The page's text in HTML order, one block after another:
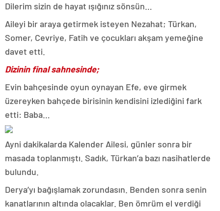
Dilerim sizin de hayat ışığınız sönsün…
Aileyi bir araya getirmek isteyen Nezahat; Türkan,
Somer, Cevriye, Fatih ve çocukları akşam yemeğine
davet etti.
Dizinin final sahnesinde;
Evin bahçesinde oyun oynayan Efe, eve girmek
üzereyken bahçede birisinin kendisini izlediğini fark
etti: Baba…
Ayni dakikalarda Kalender Ailesi, günler sonra bir
masada toplanmıştı. Sadık, Türkan’a bazı nasihatlerde
bulundu.
Derya’yı bağışlamak zorundasın. Benden sonra senin
kanatlarının altında olacaklar. Ben ömrüm el verdiği